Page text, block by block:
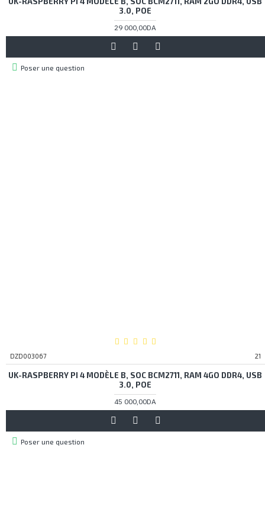
3.0, POE
29 000,00DA
Poser une question
DZD003067 21
UK-RASPBERRY PI 4 MODÈLE B, SOC BCM2711, RAM 4GO DDR4, USB
3.0, POE
45 000,00DA
Poser une question